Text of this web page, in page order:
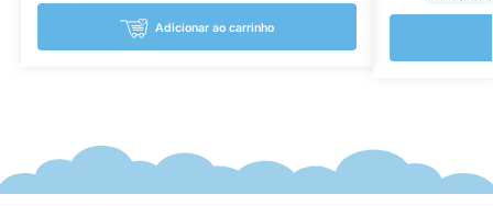
Adicionar ao carrinho